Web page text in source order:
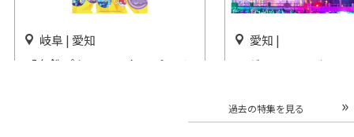
岐阜 | 愛知
「名鉄ポケモンスタンプラリ
愛知 |
ラグーナテンボス
ン！
開催中
過去の特集を見る